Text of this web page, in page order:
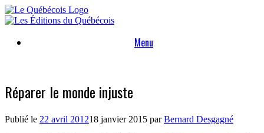
Skip
to
Menu
Réparer le monde injuste
Publié le 22 avril 201218 janvier 2015 parBernard Desgagné